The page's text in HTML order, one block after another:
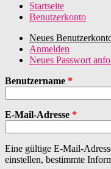
Startseite
Benutzerkonto
Haupt-Reiter
Neues
Anmelden
Neues Passwort
Benutzername *
E-Mail-Adresse *
Eine gültige E-Mail-
einstellen, bestimmte